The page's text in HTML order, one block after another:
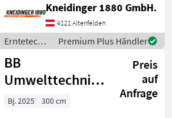
Ölversorgung
6Zinkenträger Windschutz
Überwurfschutz
Pendelbock
Entlastungsferdern
Gelenkwelle Schwadtuch
3Pu
Kneidinger 1880 GmbH.
4121 Altenfelden
Erntetechnik
Grünland /
BB
Umwelttechnik
Premium Plus Händler
BB
Umwelttechnik
Clementer 300 F
ECO
Preis
auf
Anfrage
Bj. 2025
300 cm